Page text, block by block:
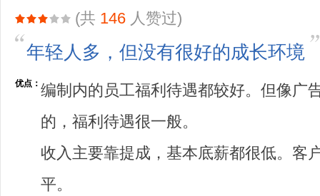
(共 146 人赞过)
年轻人多，但没有很好的成长环境
优点： 编制内的员工福利待遇都较好。但像广
的，福利待遇很一般。
收入主要靠提成，基本底薪都很低。客
平。